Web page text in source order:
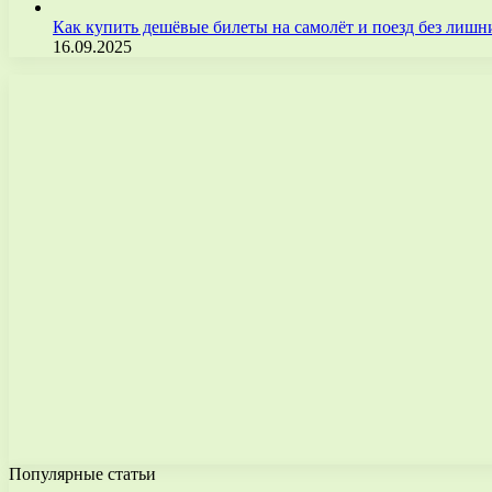
Как купить дешёвые билеты на самолёт и поезд без
16.09.2025
Популярные статьи